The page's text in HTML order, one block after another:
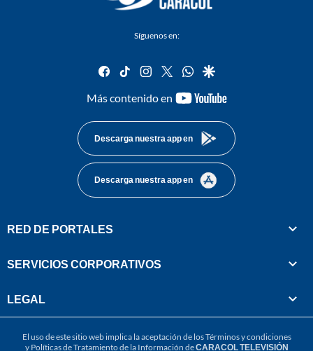
Síguenos en:
facebook
tiktok instagram
twitterwhatsapp
google
Más contenido en
youtube-
Descarga nuestra app en
Descarga nuestra app en
RED DE PORTALES
SERVICIOS CORPORATIVOS
LEGAL
El uso de este sitio web implica la aceptación de losTérminos y condiciones
y Políticas de Tratamiento de la Información deCARACOL TELEVISIÓN